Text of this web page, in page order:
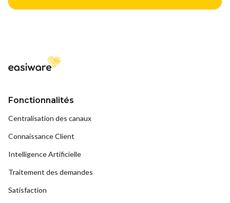
Fonctionnalités
Centralisation des canaux
Connaissance Client
Intelligence Artificielle
Traitement des demandes
Satisfaction